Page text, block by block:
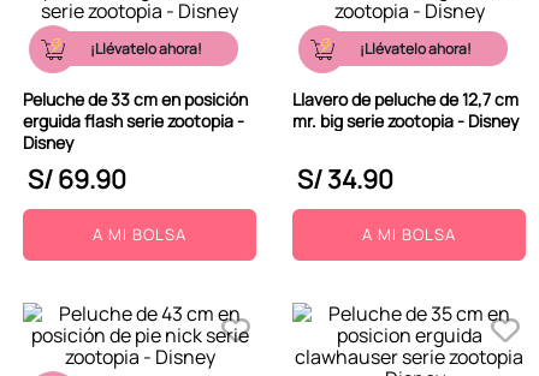
¡Llévatelo ahora!
Peluche de 33 cm en posición
erguida flash serie zootopia -
Disney
S/69.90
A MI BOLSA
¡Llévatelo ahora!
Llavero de peluche de 12,7 cm
mr. big serie zootopia - Disney
S/34.90
A MI BOLSA